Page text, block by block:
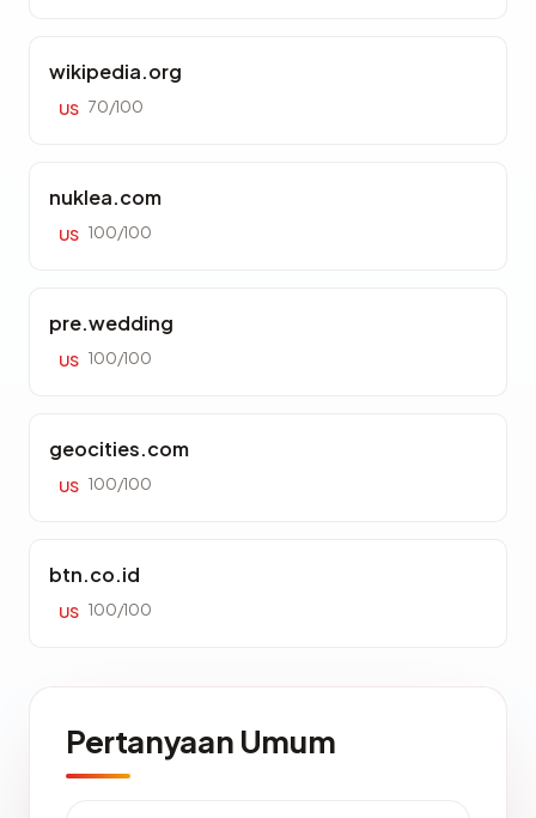
wikipedia.org
US 70/100
nuklea.com
US 100/100
pre.wedding
US 100/100
geocities.com
US 100/100
btn.co.id
US 100/100
Pertanyaan Umum